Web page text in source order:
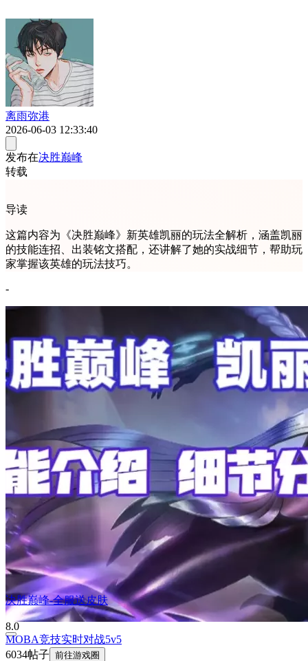
离雨弥港
2026-06-03 12:33:40
发布在决胜巅峰
转载
导读
这篇内容为《决胜巅峰》新英雄凯丽的玩法全解析，涵盖凯丽
的技能连招、出装铭文搭配，还讲解了她的实战细节，帮助玩
家掌握该英雄的玩法技巧。
-
决胜巅峰-全服送皮肤
8.0
MOBA竞技实时对战5v5
6034帖子 前往游戏圈